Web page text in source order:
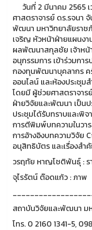
วันที่ 2 มีนาคม 2565 เ
ศาสตราจารย์ ดร.รจนา
พัฒนา มหาวิทยาลัยราช
เจริญ หัวหน้าฝ่ายแผนง
ผลพัฒนาสกุลชัย เจ้าหน้
อนุกรรมการ เข้าร่วมกา
กองทุนพัฒนาบุคลากร ค
ออนไลน์ และห้องประชุม
โดยมี ผู้ช่วยศาสตราจา
ฝ่ายวิจัยและพัฒนา เป็นป
ประชุมได้รับทราบและพิจ
การตีพิมพ์บทความในวาร
การอ้างอิงบทความวิจัย
อนุสิทธิบัตร และเรื่องส
วรฤทัย หาญโชติพันธุ์ : ร
จุไรรัตน์ ต๊อดแก้ว : ภาพ
สถาบันวิจัยและพัฒนา ม
โทร. 0 2160 1341-5,